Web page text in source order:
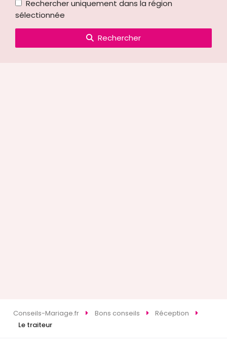
Rechercher uniquement dans la région
sélectionnée
Rechercher
Conseils-Mariage.fr Bons conseils
Réception
Le traiteur